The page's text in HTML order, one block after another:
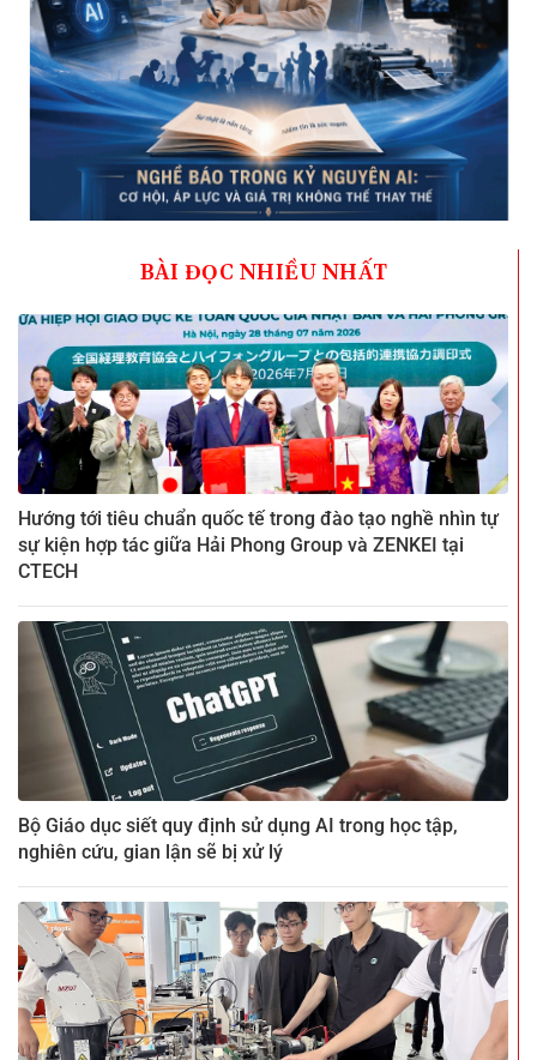
BÀI ĐỌC NHIỀU NHẤT
Hướng tới tiêu chuẩn quốc tế trong đào tạo nghề nhìn tự
sự kiện hợp tác giữa Hải Phong Group và ZENKEI tại
CTECH
Bộ Giáo dục siết quy định sử dụng AI trong học tập,
nghiên cứu, gian lận sẽ bị xử lý